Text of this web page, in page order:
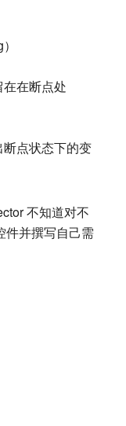
在断点处
点状态下的变
不知道对不
件并撰写自己需